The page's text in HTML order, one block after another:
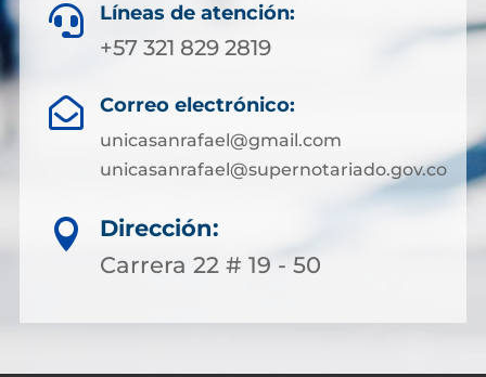
 Líneas de atención:
+57 321 829 2819
 Correo electrónico:
unicasanrafael@gmail.com
unicasanrafael@supernotariado.gov.co

Dirección:
Carrera 22 # 19 - 50